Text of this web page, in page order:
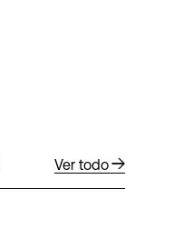
Ver todo